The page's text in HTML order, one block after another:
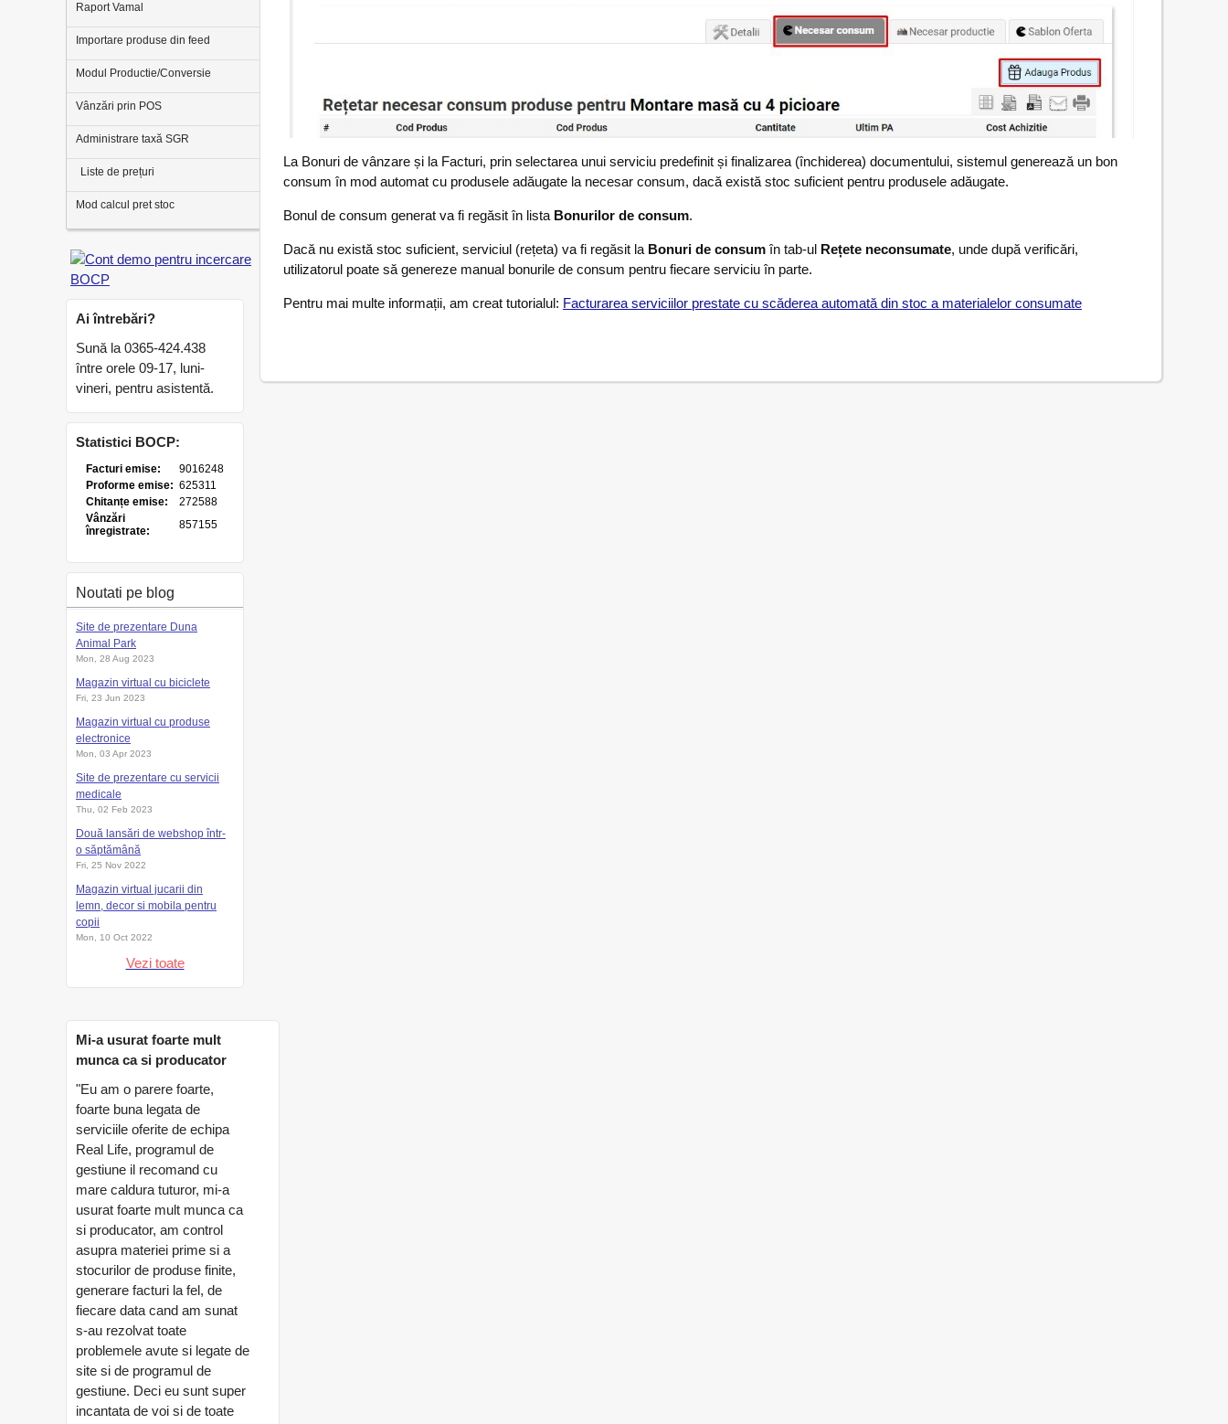
Raport Vamal
Importare produse din feed
Modul Productie/Conversie
Vânzări prin POS
Administrare taxă SGR
Liste de prețuri
Mod calcul pret stoc
Ai întrebări?
Sună la 0365-424.438
între orele 09-17, luni-
vineri, pentru asistentă.
Statistici BOCP:
Noutati pe blog
Site de prezentare Duna
Animal Park
Mon, 28 Aug 2023
Magazin virtual cu biciclete
Fri, 23 Jun 2023
Magazin virtual cu produse
electronice
Mon, 03 Apr 2023
Site de prezentare cu servicii
medicale
Thu, 02 Feb 2023
Două lansări de webshop într-
o săptămână
Fri, 25 Nov 2022
Magazin virtual jucarii din
lemn, decor si mobila pentru
copii
Mon, 10 Oct 2022
Vezi toate
Mi-a usurat foarte mult
munca ca si producator
"Eu am o parere foarte,
foarte buna legata de
serviciile oferite de echipa
Real Life, programul de
gestiune il recomand cu
mare caldura tuturor, mi-a
usurat foarte mult munca ca
si producator, am control
asupra materiei prime si a
stocurilor de produse finite,
generare facturi la fel, de
fiecare data cand am sunat
s-au rezolvat toate
problemele avute si legate de
site si de programul de
gestiune. Deci eu sunt super
incantata de voi si de toate
La Bonuri de vânzare și la Facturi, prin selectarea unui serviciu predefinit și finalizarea (închiderea) documentului, sistemul generează un bon
consum în mod automat cu produsele adăugate la necesar consum, dacă există stoc suficient pentru produsele adăugate.
Bonul de consum generat va fi regăsit în lista Bonurilor de consum.
Dacă nu există stoc suficient, serviciul (rețeta) va fi regăsit la Bonuri de consumîn tab-ul Rețete neconsumate, unde după verificări,
utilizatorul poate să genereze manual bonurile de consum pentru fiecare serviciu în parte.
Pentru mai multe informații, am creat tutorialul: Facturarea serviciilor prestate cu scăderea automată din stoc a materialelor consumate